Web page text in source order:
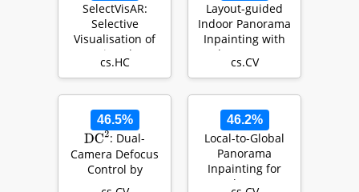
SelectVisAR:
Selective
Visualisation of
Virtual
Environments in
cs.HC
Layout-guided
Indoor Panorama
Inpainting with
Plane-aware
Normalization
cs.CV
46.5%
DC2 : Dual-
Camera Defocus
Control by
46.2%
Local-to-Global
Panorama
Inpainting for
Locale-Aware